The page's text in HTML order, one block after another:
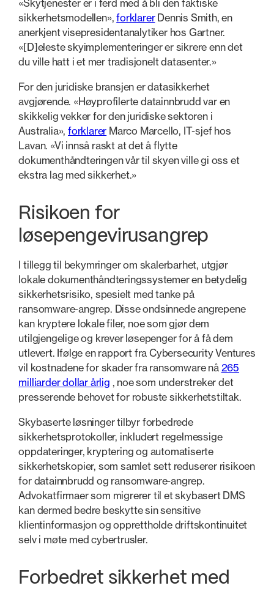
«Skytjenester er i ferd med å bli den faktiske
sikkerhetsmodellen»,forklarerDennis Smith, en
anerkjent visepresidentanalytiker hos Gartner.
«[D]eleste skyimplementeringer er sikrere enn det
du ville hatt i et mer tradisjonelt datasenter.»
For den juridiske bransjen er datasikkerhet
avgjørende. «Høyprofilerte datainnbrudd var en
skikkelig vekker for den juridiske sektoren i
Australia», forklarer Marco Marcello, IT-sjef hos
Lavan. «Vi innså raskt at det å flytte
dokumenthåndteringen vår til skyen ville gi oss et
ekstra lag med sikkerhet.»
Risikoen for
løsepengevirusangrep
I tillegg til bekymringer om skalerbarhet, utgjør
lokale dokumenthåndteringssystemer en betydelig
sikkerhetsrisiko, spesielt med tanke på
ransomware-angrep. Disse ondsinnede angrepene
kan kryptere lokale filer, noe som gjør dem
utilgjengelige og krever løsepenger for å få dem
utlevert. Ifølge en rapport fra Cybersecurity Ventures
vil kostnadene for skader fra ransomware nå 265
milliarder dollar årlig , noe som understreker det
presserende behovet for robuste sikkerhetstiltak.
Skybaserte løsninger tilbyr forbedrede
sikkerhetsprotokoller, inkludert regelmessige
oppdateringer, kryptering og automatiserte
sikkerhetskopier, som samlet sett reduserer risikoen
for datainnbrudd og ransomware-angrep.
Advokatfirmaer som migrerer til et skybasert DMS
kan dermed bedre beskytte sin sensitive
klientinformasjon og opprettholde driftskontinuitet
selv i møte med cybertrusler.
Forbedret sikkerhet med